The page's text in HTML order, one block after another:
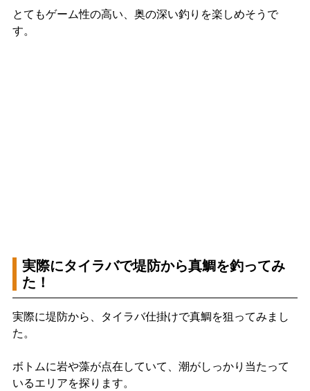
とてもゲーム性の高い、奥の深い釣りを楽しめそうで
す。
実際にタイラバで堤防から真鯛を釣ってみ
た！
実際に堤防から、タイラバ仕掛けで真鯛を狙ってみまし
た。
ボトムに岩や藻が点在していて、潮がしっかり当たって
いるエリアを探ります。